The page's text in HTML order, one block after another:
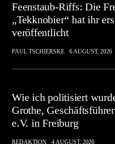
Feenstaub-Riffs: Die
„Tekknobier“ hat ihr
veröffentlicht
PAUL TSCHIERSKE 6 AUGUST, 2026
Wie ich politisiert
Grothe,
e.V. in Freiburg
REDAKTION 4 AUGUST, 2026